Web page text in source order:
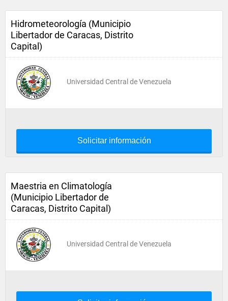
Hidrometeorología (Municipio
Libertador de Caracas, Distrito
Capital)
Universidad Central de Venezuela
Solicitar información
Maestria en Climatología
(Municipio Libertador de
Caracas, Distrito Capital)
Universidad Central de Venezuela